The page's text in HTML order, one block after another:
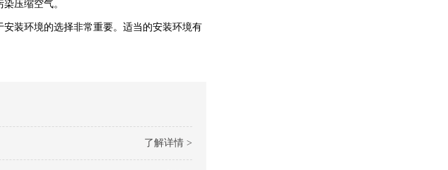
压缩空气。
装环境的选择非常重要。适当的安装环境有
了解详情 >